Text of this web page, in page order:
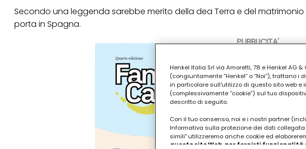
PUBBLICITA'
Secondo una leggenda sarebbe merito della dea Terra e del
porta in Spagna.
Henkel Italia Srl via Amoretti, 78 e Henkel AG
(congiuntamente “Henkel” o “Noi”),
in particolare sull'utilizzo di questo sito web e
(complessivamente “cookie”) sul tuo
descritto di seguito.
Con il tuo consenso, noi e i nostri partner
Informativa sulla protezione dei dati collegata
simili" utilizzeremo anche cookie ed
questo sito Web, per fornirti